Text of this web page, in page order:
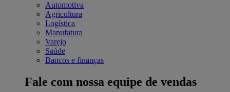
Automotiva
Agricultura
Logística
Manufatura
Varejo
Saúde
Bancos e finanças
Fale com nossa equipe de vendas